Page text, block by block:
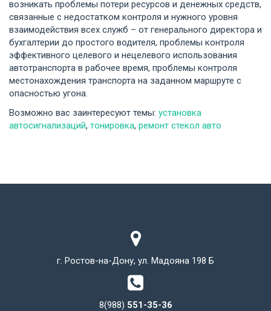
возникать проблемы потери ресурсов и денежных средств,
связанные с недостатком контроля и нужного уровня
взаимодействия всех служб – от генерального директора и
бухгалтерии до простого водителя, проблемы контроля
эффективного целевого и нецелевого использования
автотранспорта в рабочее время, проблемы контроля
местонахождения транспорта на заданном маршруте с
опасностью угона.
Возможно вас заинтересуют темы: установка
автосигнализаций, тонировка, ремонт стекол авто
г. Ростов-на-Дону, ул. Мадояна 198 Б
8(988) 551-35-36